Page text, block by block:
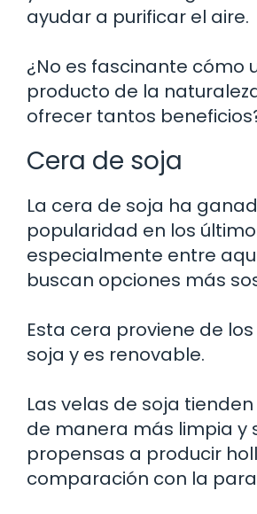
ayudar a purificar el aire.
¿No es fascinante cómo
producto de la
ofrecer tantos
Cera de soja
La cera de soja ha
popularidad en los
especialmente entre
buscan opciones más
Esta cera proviene de
soja y es renovable.
Las velas de soja
de manera más limpia y
propensas a producir
comparación con la